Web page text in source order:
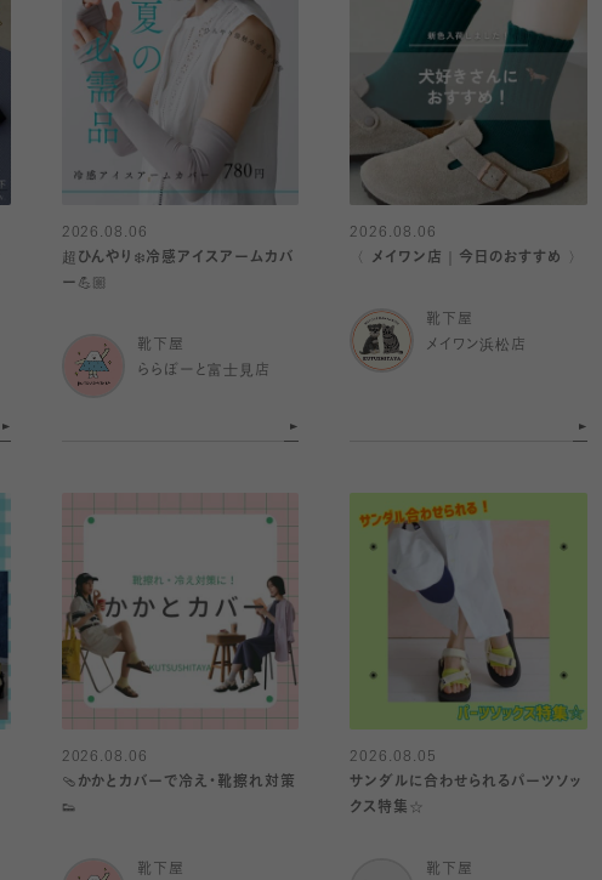
2026.08.06
超ひんやり❄️冷感アイスアームカバ
ー💪🏼
靴下屋
ららぽーと富士見店
2026.08.06
〈 メイワン店｜今日のおすすめ 〉
靴下屋
メイワン浜松店
2026.08.06
🩴かかとカバーで冷え・靴擦れ対策
👟
靴下屋
2026.08.05
サンダルに合わせられるパーツソッ
クス特集☆
靴下屋